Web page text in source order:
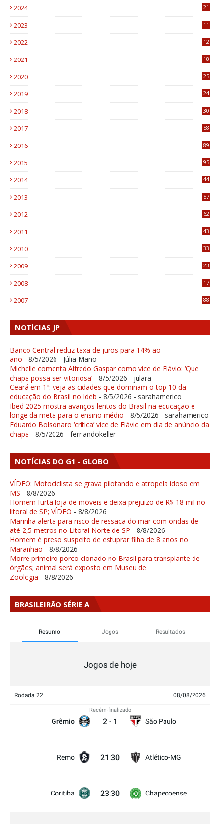
2024 21
2023
11
2022
12
2021
18
2020
25
2019
24
2018
30
2017
58
2016
89
2015
95
2014
44
2013
57
2012
62
2011
43
2010
33
2009
23
2008
17
2007 88
NOTÍCIAS JP
Banco Central reduz taxa de juros para 14% ao
ano - 8/5/2026 - Júlia Mano
Michelle comenta Alfredo Gaspar como vice de Flávio: ‘Que
chapa possa ser vitoriosa’ - 8/5/2026 - julara
Ceará em 1º: veja as cidades que dominam o top 10 da
educação do Brasil no Ideb - 8/5/2026 - sarahamerico
Ibed 2025 mostra avanços lentos do Brasil na educação e
longe da meta para o ensino médio - 8/5/2026 - sarahamerico
Eduardo Bolsonaro ‘critica’ vice de Flávio em dia de anúncio da
chapa - 8/5/2026 - fernandokeller
NOTÍCIAS DO G1 - GLOBO
VÍDEO: Motociclista se grava pilotando e atropela idoso em
MS - 8/8/2026
Homem furta loja de móveis e deixa prejuízo de R$ 18 mil no
litoral de SP; VÍDEO - 8/8/2026
Marinha alerta para risco de ressaca do mar com ondas de
até 2,5 metros no Litoral Norte de SP - 8/8/2026
Homem é preso suspeito de estuprar filha de 8 anos no
Maranhão - 8/8/2026
Morre primeiro porco clonado no Brasil para transplante de
órgãos; animal será exposto em Museu de
Zoologia - 8/8/2026
BRASILEIRÃO SÉRIE A
Resumo Jogos Resultados
Jogos de hoje
Rodada 22 08/08/2026
Grêmio
Recém-finalizado
2 - 1 São Paulo
Remo 21:30 Atlético-MG
Coritiba 23:30 Chapecoense